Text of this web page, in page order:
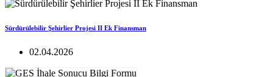
Sürdürülebilir Şehirlier Projesi II Ek Finansman
02.04.2026